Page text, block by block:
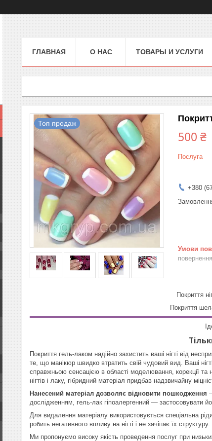
ГЛАВНАЯ О НАС ТОВАРЫ И УСЛУГИ
Топ продаж
500 ₴
Послуга
+380
Покриття
Покриття
Покриття гель-лаком надійно захистить ваші нігті від
те, що манікюр швидко втратить свій чудовий вид. Ваші
справжньою сенсацією в області моделювання, корекції
нігтів і лаку, гібридний матеріал придбав надзвичайну
Нанесений матеріал дозволяє відновити пошкодження
дослідженням, гель-лак гіпоалергенний — застосовувати
Для видалення матеріалу використовується спеціальна
робить негативного впливу на нігті і не зачіпає їх
Ми пропонуємо високу якість проведення послуг при